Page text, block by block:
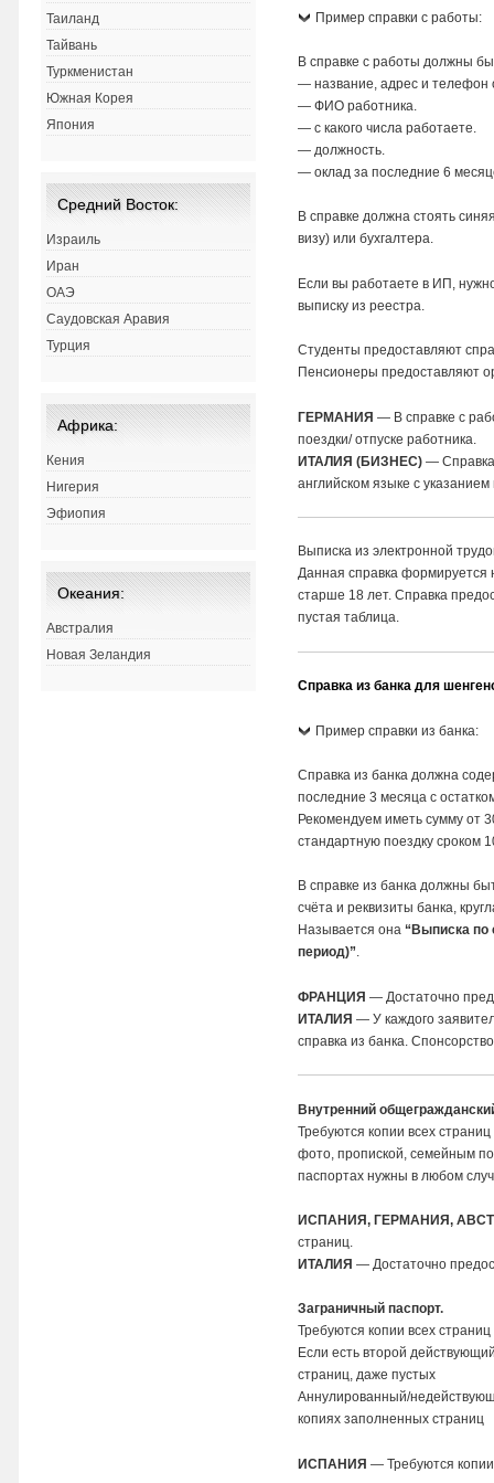
Пример справки с работы:
В справке с работы должны
— название, адрес и телефон
— ФИО работника.
— с какого числа работаете.
— должность.
— оклад за последние 6
В справке должна стоять
визу) или бухгалтера.
Если вы работаете в ИП,
выписку из реестра.
Студенты предоставляют
Пенсионеры предоставляют
ГЕРМАНИЯ — В справке с
поездки/ отпуске работника.
ИТАЛИЯ (БИЗНЕС) —
английском языке с
Выписка из электронной
Данная справка формируется
старше 18 лет. Справка
пустая таблица.
Справка из банка для
Пример справки из банка:
Справка из банка должна
последние 3 месяца с
Рекомендуем иметь сумму от
стандартную поездку сроком
В справке из банка должны
счёта и реквизиты банка,
Называется она “Выписка по
период)”.
ФРАНЦИЯ — Достаточно
ИТАЛИЯ — У каждого
справка из банка.
Внутренний
Требуются копии всех
фото, пропиской, семейным
паспортах нужны в любом
ИСПАНИЯ, ГЕРМАНИЯ,
страниц.
ИТАЛИЯ — Достаточно
Заграничный паспорт.
Требуются копии всех
Если есть второй
страниц, даже пустых
Аннулированный/
копиях заполненных страниц
ИСПАНИЯ — Требуются
Таиланд
Тайвань
Туркменистан
Южная Корея
Япония
Средний Восток:
Израиль
Иран
ОАЭ
Саудовская Аравия
Турция
Африка:
Кения
Нигерия
Эфиопия
Океания:
Австралия
Новая Зеландия